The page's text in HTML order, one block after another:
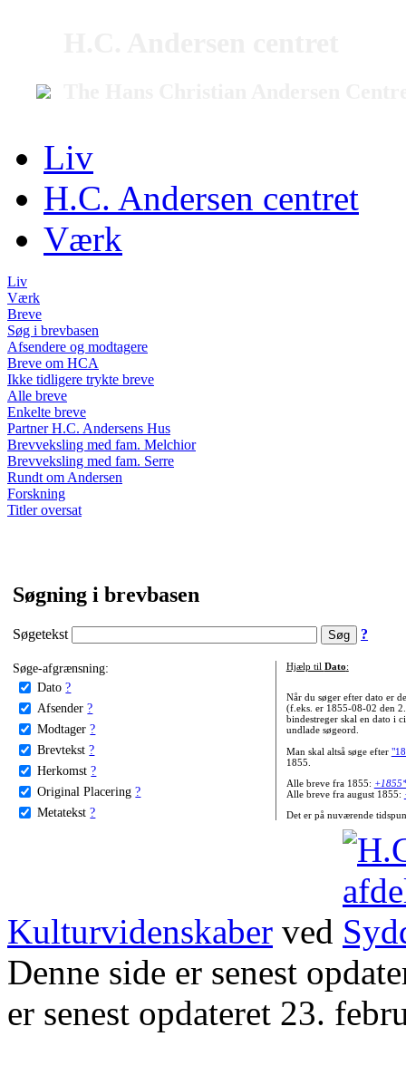
Liv
H.C. Andersen centret
Værk
Liv
Værk
Breve
Søg i brevbasen
Afsendere og modtagere
Breve om HCA
Ikke tidligere trykte breve
Alle breve
Enkelte breve
Partner H.C. Andersens Hus
Brevveksling med fam. Melchior
Brevveksling med fam. Serre
Rundt om Andersen
Forskning
Titler oversat
Søgning i brevbasen
Søgetekst ?
Søge-afgrænsning:
Dato ?
Afsender ?
Modtager ?
Brevtekst ?
Herkomst ?
Original Placering ?
Metatekst ?
Hjælp til Dato:
Når du søger efter dato er
(f.eks. er 1855-08-02 den
bindestreger skal en dato i
undlade søgeord.
Man skal altså søge efter
1855.
Alle breve fra 1855:
Alle breve fra august 1855:
Det er på nuværende
Kulturvidenskaber ved
Denne side er senest
er senest opdateret 23.